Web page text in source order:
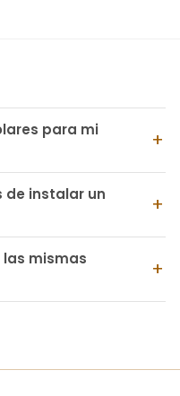
para mi
de instalar un
las mismas